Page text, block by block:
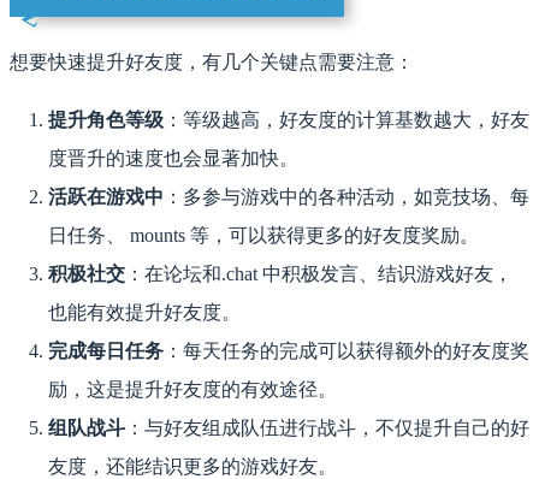
想要快速提升好友度，有几个关键点需要注意：
提升角色等级 ：等级越高，好友度的计算基数越大，好友
度晋升的速度也会显著加快。
活跃在游戏中 ：多参与游戏中的各种活动，如竞技场、每
日任务、 mounts 等，可以获得更多的好友度奖励。
积极社交 ：在论坛和.chat 中积极发言、结识游戏好友，
也能有效提升好友度。
完成每日任务 ：每天任务的完成可以获得额外的好友度奖
励，这是提升好友度的有效途径。
组队战斗 ：与好友组成队伍进行战斗，不仅提升自己的好
友度，还能结识更多的游戏好友。